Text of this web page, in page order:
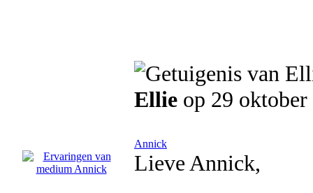
Ellie op 29 oktober
Annick
Lieve Annick,